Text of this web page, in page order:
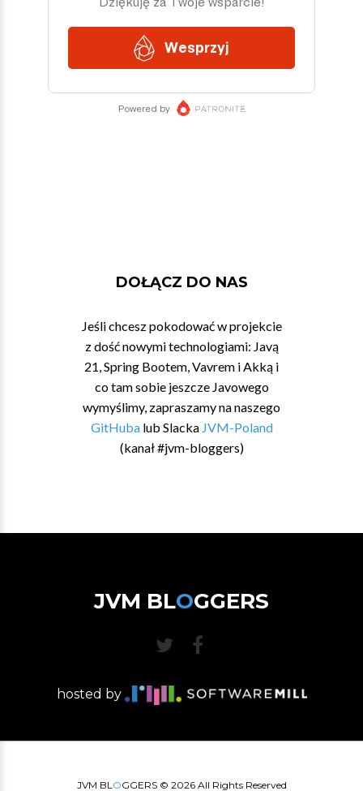
DOŁĄCZ DO NAS
Jeśli chcesz pokodować w projekcie
z dość nowymi technologiami: Javą
21, Spring Bootem, Vavrem i Akką i
co tam sobie jeszcze Javowego
wymyślimy, zapraszamy na naszego
GitHubalub Slacka JVM-Poland
(kanał #jvm-bloggers)
JVM BLOGGERS
hosted by
JVM BLOGGERS © 2026All Rights Reserved